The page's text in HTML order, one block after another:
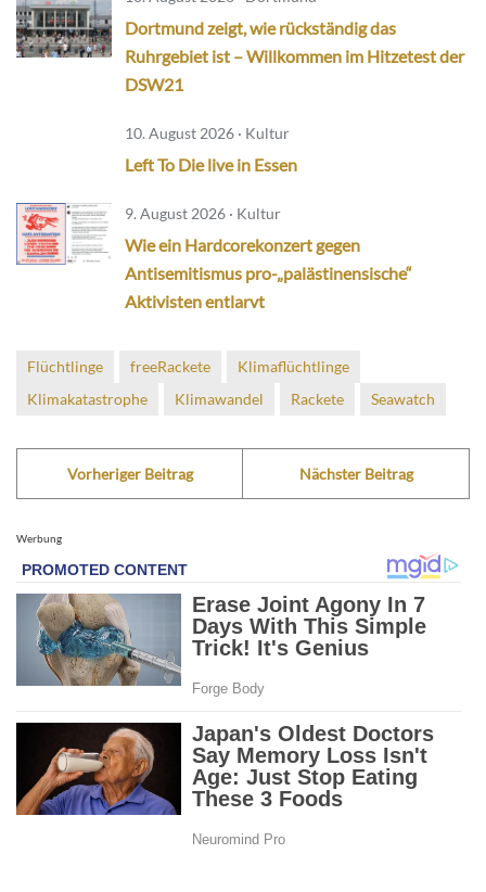
Dortmund zeigt, wie rückständig das
Ruhrgebiet ist – Willkommen im Hitzetest der
DSW21
10. August 2026 · Kultur
Left To Die live in Essen
9. August 2026 · Kultur
Wie ein Hardcorekonzert gegen
Antisemitismus pro-„palästinensische“
Aktivisten entlarvt
Flüchtlinge freeRackete
Klimaflüchtlinge
Klimakatastrophe
Klimawandel Rackete Seawatch
Vorheriger Beitrag Nächster Beitrag
Werbung